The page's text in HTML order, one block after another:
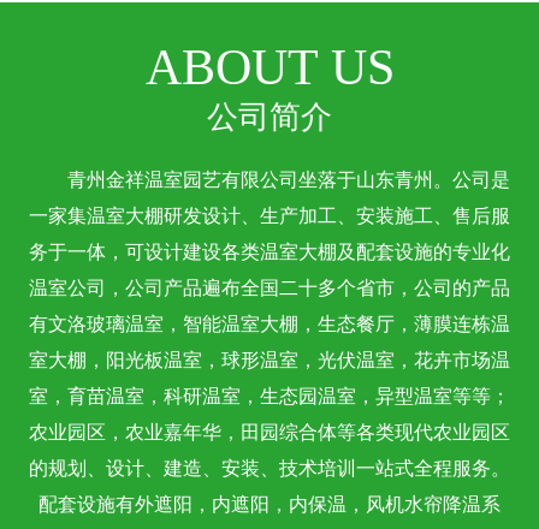
ABOUT US
公司简介
青州金祥温室园艺有限公司坐落于山东青州。公司是
一家集温室大棚研发设计、生产加工、安装施工、售后服
务于一体，可设计建设各类温室大棚及配套设施的专业化
温室公司，公司产品遍布全国二十多个省市，公司的产品
有文洛玻璃温室，智能温室大棚，生态餐厅，薄膜连栋温
室大棚，阳光板温室，球形温室，光伏温室，花卉市场温
室，育苗温室，科研温室，生态园温室，异型温室等等；
农业园区，农业嘉年华，田园综合体等各类现代农业园区
的规划、设计、建造、安装、技术培训一站式全程服务。
配套设施有外遮阳，内遮阳，内保温，风机水帘降温系